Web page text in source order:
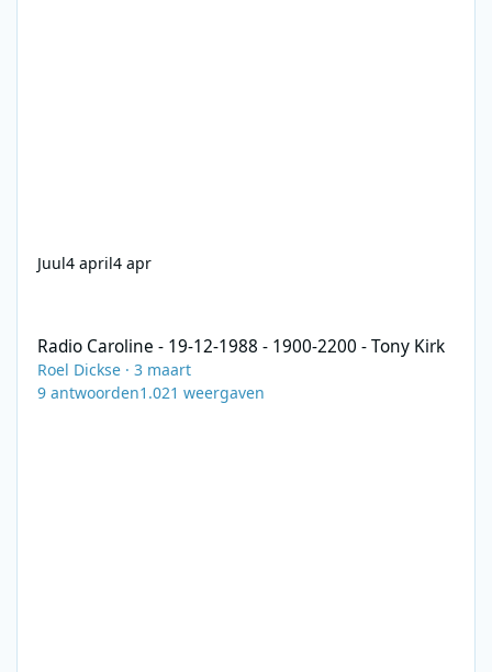
Juul4 april4 apr
Radio Caroline - 19-12-1988 - 1900-2200 - Tony Kirk
Roel Dickse ·3 maart
9 antwoorden1.021 weergaven